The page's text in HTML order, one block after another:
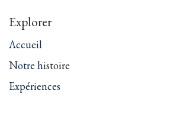
Explorer
Accueil
Notre histoire
Expériences